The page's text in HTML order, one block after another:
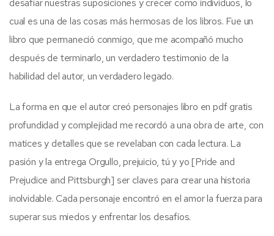
desafiar nuestras suposiciones y crecer como individuos, lo
cual es una de las cosas más hermosas de los libros. Fue un
libro que permaneció conmigo, que me acompañó mucho
después de terminarlo, un verdadero testimonio de la
habilidad del autor, un verdadero legado.
La forma en que el autor creó personajes libro en pdf gratis
profundidad y complejidad me recordó a una obra de arte, con
matices y detalles que se revelaban con cada lectura. La
pasión y la entrega Orgullo, prejuicio, tú y yo [Pride and
Prejudice and Pittsburgh] ser claves para crear una historia
inolvidable. Cada personaje encontró en el amor la fuerza para
superar sus miedos y enfrentar los desafíos.